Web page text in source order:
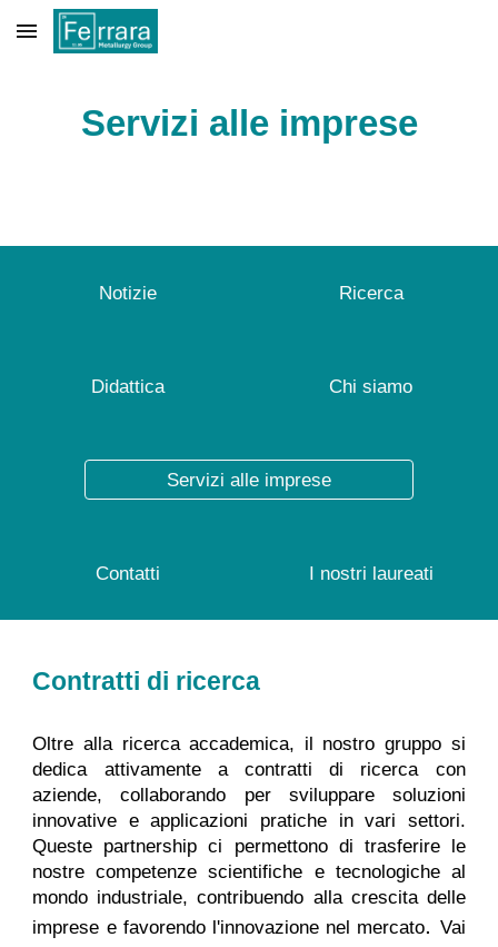
Skip to main content
Servizi alle imprese
Notizie Ricerca
Didattica Chi siamo
Servizi alle imprese
Contatti I nostri laureati
Contratti di ricerca
Oltre alla ricerca accademica, il nostro gruppo si
dedica attivamente a contratti di ricerca con
aziende, collaborando per sviluppare soluzioni
innovative e applicazioni pratiche in vari settori.
Queste partnership ci permettono di trasferire le
nostre competenze scientifiche e tecnologiche al
mondo industriale, contribuendo alla crescita delle
imprese e favorendo l'innovazione nel mercato. Vai